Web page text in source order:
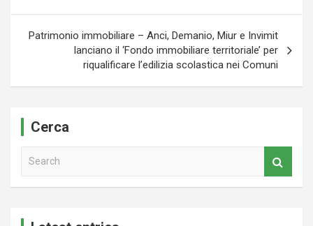
Patrimonio immobiliare – Anci, Demanio, Miur e Invimit
lanciano il ‘Fondo immobiliare territoriale’ per
riqualificare l’edilizia scolastica nei Comuni
Cerca